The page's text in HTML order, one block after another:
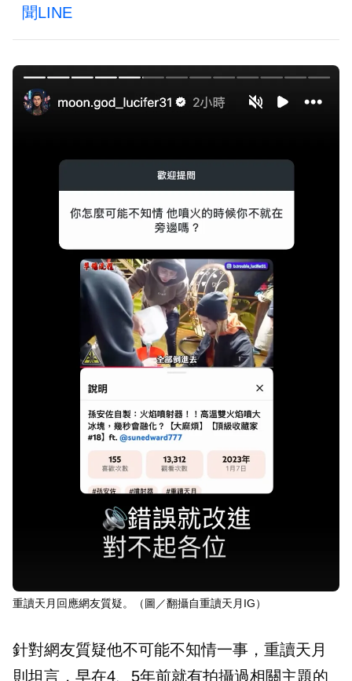
聞LINE
重讀天月回應網友質疑。（圖／翻攝自重讀天月IG）
針對網友質疑他不可能不知情一事，重讀天月
則坦言，早在4、5年前就有拍攝過相關主題的